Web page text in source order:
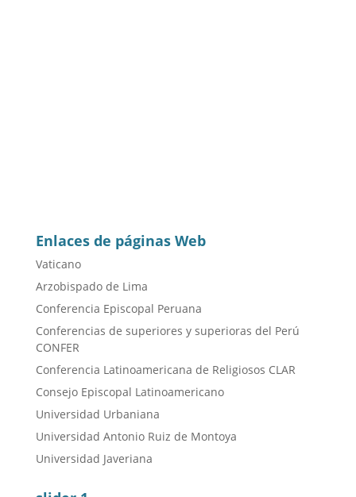
Enlaces de páginas Web
Vaticano
Arzobispado de Lima
Conferencia Episcopal Peruana
Conferencias de superiores y superioras del Perú
CONFER
Conferencia Latinoamericana de Religiosos CLAR
Consejo Episcopal Latinoamericano
Universidad Urbaniana
Universidad Antonio Ruiz de Montoya
Universidad Javeriana